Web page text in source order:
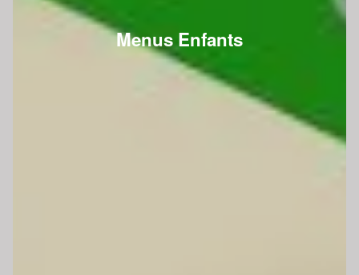
Menus Enfants